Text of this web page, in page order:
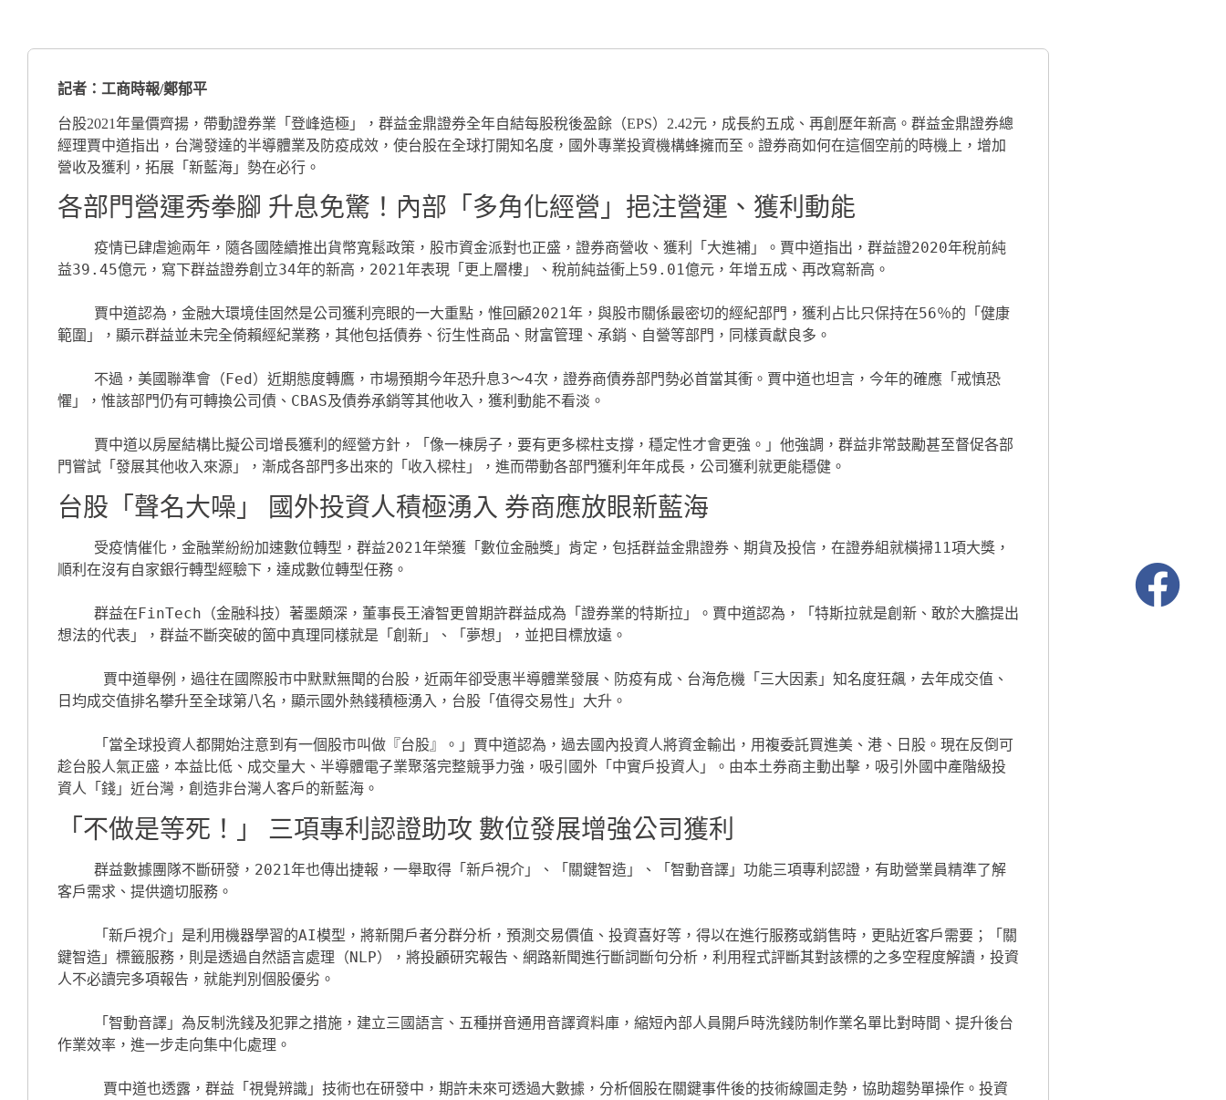
記者：工商時報/鄭郁平
台股2021年量價齊揚，帶動證券業「登峰造極」，群益金鼎證券全年自結每股稅後盈餘（EPS）2.42元，成長約五成、再創歷年新高。群益金鼎證券總
經理賈中道指出，台灣發達的半導體業及防疫成效，使台股在全球打開知名度，國外專業投資機構蜂擁而至。證券商如何在這個空前的時機上，增加
營收及獲利，拓展「新藍海」勢在必行。
各部門營運秀拳腳 升息免驚！內部「多角化經營」挹注營運、獲利動能
益39.45億元，寫下群益證券創立34年的新高，2021年表現「更上層樓」、稅前純益衝上59.01億元，年增五成、再改寫新高。
範圍」，顯示群益並未完全倚賴經紀業務，其他包括債券、衍生性商品、財富管理、承銷、自營等部門，同樣貢獻良多。
懼」，惟該部門仍有可轉換公司債、CBAS及債券承銷等其他收入，獲利動能不看淡。
門嘗試「發展其他收入來源」，漸成各部門多出來的「收入樑柱」，進而帶動各部門獲利年年成長，公司獲利就更能穩健。
台股「聲名大噪」 國外投資人積極湧入 券商應放眼新藍海
順利在沒有自家銀行轉型經驗下，達成數位轉型任務。
想法的代表」，群益不斷突破的箇中真理同樣就是「創新」、「夢想」，並把目標放遠。
日均成交值排名攀升至全球第八名，顯示國外熱錢積極湧入，台股「值得交易性」大升。
趁台股人氣正盛，本益比低、成交量大、半導體電子業聚落完整競爭力強，吸引國外「中實戶投資人」。由本土券商主動出擊，吸引外國中產階級投
「不做是等死！」 三項專利認證助攻 數位發展增強公司獲利
客戶需求、提供適切服務。
鍵智造」標籤服務，則是透過自然語言處理（NLP），將投顧研究報告、網路新聞進行斷詞斷句分析，利用程式評斷其對該標的之多空程度解讀，投資
人不必讀完多項報告，就能判別個股優劣。
作業效率，進一步走向集中化處理。